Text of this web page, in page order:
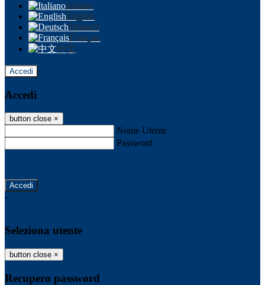
Italiano
English
Deutsch
Français
中文
Accedi
Accedi
button close ×
Nome Utente
Password
-
Seleziona utente
button close ×
Recupero password